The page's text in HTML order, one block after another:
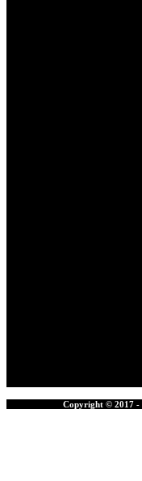
Copyright © 2017 -